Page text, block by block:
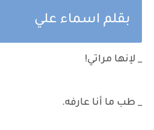
بقلم اسماء علي
_ لإنها مراتي!
_ طب ما أنا عارفه.